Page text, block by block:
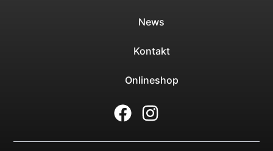
News
Kontakt
Onlineshop